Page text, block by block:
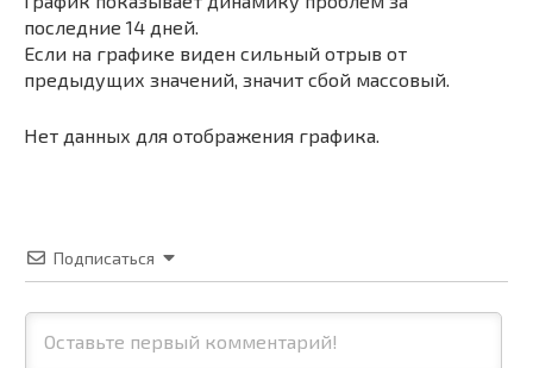
последние 14 дней.
Если на графике виден сильный отрыв от
предыдущих значений, значит сбой массовый.
Нет данных для отображения графика.
Подписаться